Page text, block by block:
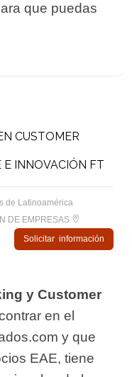
que puedas
CUSTOMER
E INNOVACIÓN FT
de Latinoamérica
DE EMPRESAS
Solicitar información
y Customer
en el
y que
EAE, tiene